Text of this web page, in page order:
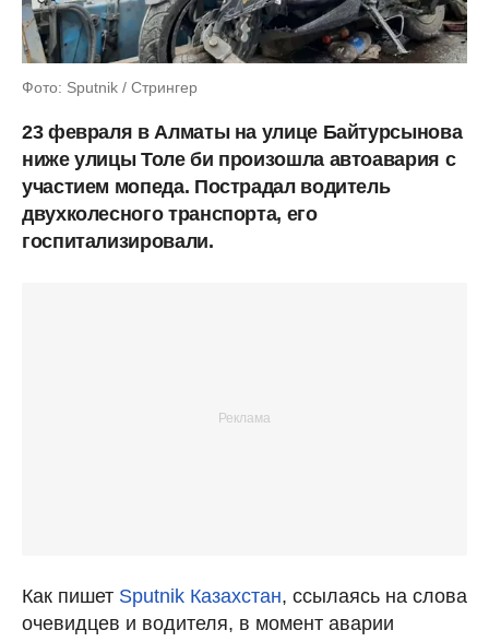
Фото: Sputnik / Стрингер
23 февраля в Алматы на улице Байтурсынова
ниже улицы Толе би произошла автоавария с
участием мопеда. Пострадал водитель
двухколесного транспорта, его
госпитализировали.
Как пишет Sputnik Казахстан, ссылаясь на слова
очевидцев и водителя, в момент аварии